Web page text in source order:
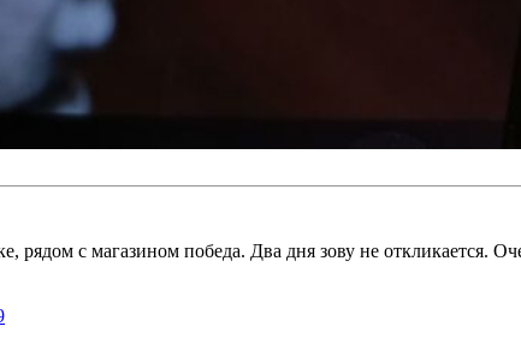
с магазином победа. Два дня зову не откликается.